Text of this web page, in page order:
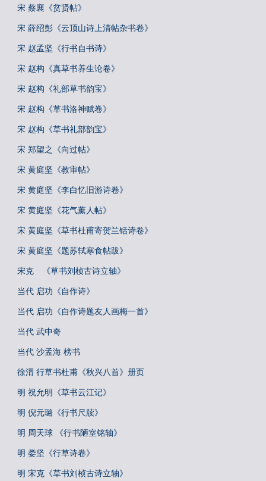
宋 蔡襄《贫贤帖》
宋 薛绍彭《云顶山诗上清帖杂书卷》
宋 赵孟坚《行书自书诗》
宋 赵构《真草书养生论卷》
宋 赵构《礼部草书韵宝》
宋 赵构《草书洛神赋卷》
宋 赵构《草书礼部韵宝》
宋 郑望之《向过帖》
宋 黄庭坚《教审帖》
宋 黄庭坚《李白忆旧游诗卷》
宋 黄庭坚《花气薰人帖》
宋 黄庭坚《草书杜甫寄贺兰铦诗卷》
宋 黄庭坚《题苏轼寒食帖跋》
宋克 《草书刘桢古诗立轴》
当代 启功《自作诗》
当代 启功《自作诗题友人画梅一首》
当代 武中奇
当代 沙孟海 榜书
徐渭 行草书杜甫《秋兴八首》册页
明 祝允明《草书云江记》
明 倪元璐《行书尺牍》
明 周天球 《行书陋室铭轴》
明 娄坚《行草诗卷》
明 宋克《草书刘桢古诗立轴》